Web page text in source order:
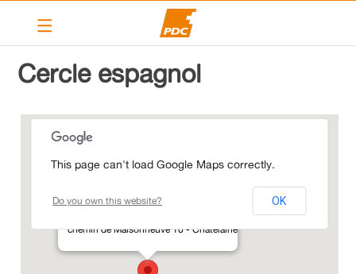
Le PDC Vernier
Calendrier
PDC cantonal
Cercle espagnol
chemin de Maisonneuve 10 - Châtelaine
This page can't load Google Maps correctly.
Do you own this website? OK